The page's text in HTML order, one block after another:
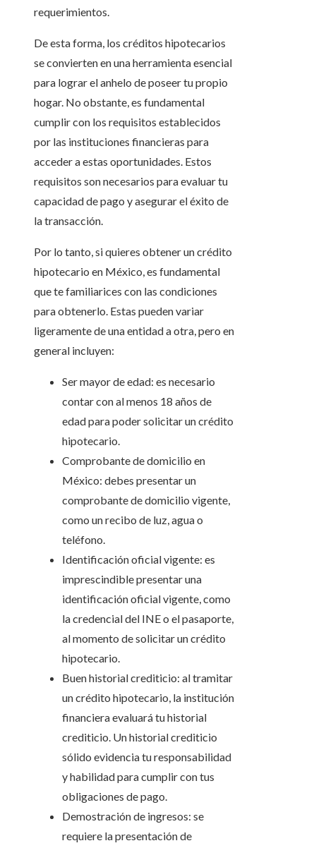
requerimientos.
De esta forma, los créditos hipotecarios
se convierten en una herramienta esencial
para lograr el anhelo de poseer tu propio
hogar. No obstante, es fundamental
cumplir con los requisitos establecidos
por las instituciones financieras para
acceder a estas oportunidades. Estos
requisitos son necesarios para evaluar tu
capacidad de pago y asegurar el éxito de
la transacción.
Por lo tanto, si quieres obtener un crédito
hipotecario en México, es fundamental
que te familiarices con las condiciones
para obtenerlo. Estas pueden variar
ligeramente de una entidad a otra, pero en
general incluyen:
Ser mayor de edad: es necesario
contar con al menos 18 años de
edad para poder solicitar un crédito
hipotecario.
Comprobante de domicilio en
México: debes presentar un
comprobante de domicilio vigente,
como un recibo de luz, agua o
teléfono.
Identificación oficial vigente: es
imprescindible presentar una
identificación oficial vigente, como
la credencial del INE o el pasaporte,
al momento de solicitar un crédito
hipotecario.
Buen historial crediticio: al tramitar
un crédito hipotecario, la institución
financiera evaluará tu historial
crediticio. Un historial crediticio
sólido evidencia tu responsabilidad
y habilidad para cumplir con tus
obligaciones de pago.
Demostración de ingresos: se
requiere la presentación de